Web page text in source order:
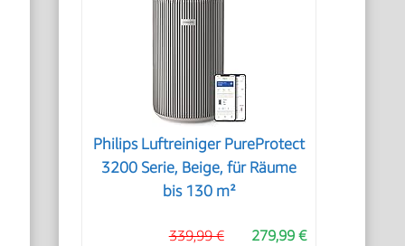
Philips Luftreiniger PureProtect
3200 Serie, Beige, für Räume
bis 130 m²
279,99 €
339,99 €